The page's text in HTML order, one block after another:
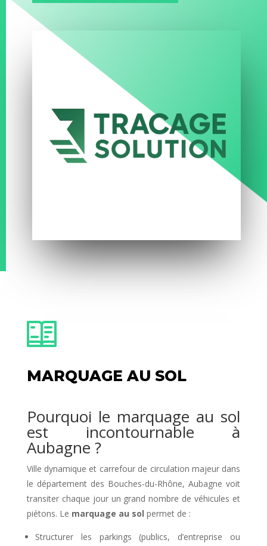
MARQUAGE AU SOL
Pourquoi le marquage au sol
est incontournable à
Aubagne ?
Ville dynamique et carrefour de circulation majeur dans
le département des Bouches-du-Rhône, Aubagne voit
transiter chaque jour un grand nombre de véhicules et
piétons. Le marquage au sol permet de :
Structurer les parkings (publics, d’entreprise ou